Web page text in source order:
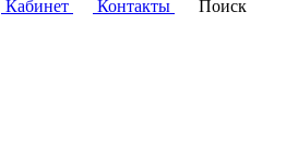
Кабинет Контакты Поиск